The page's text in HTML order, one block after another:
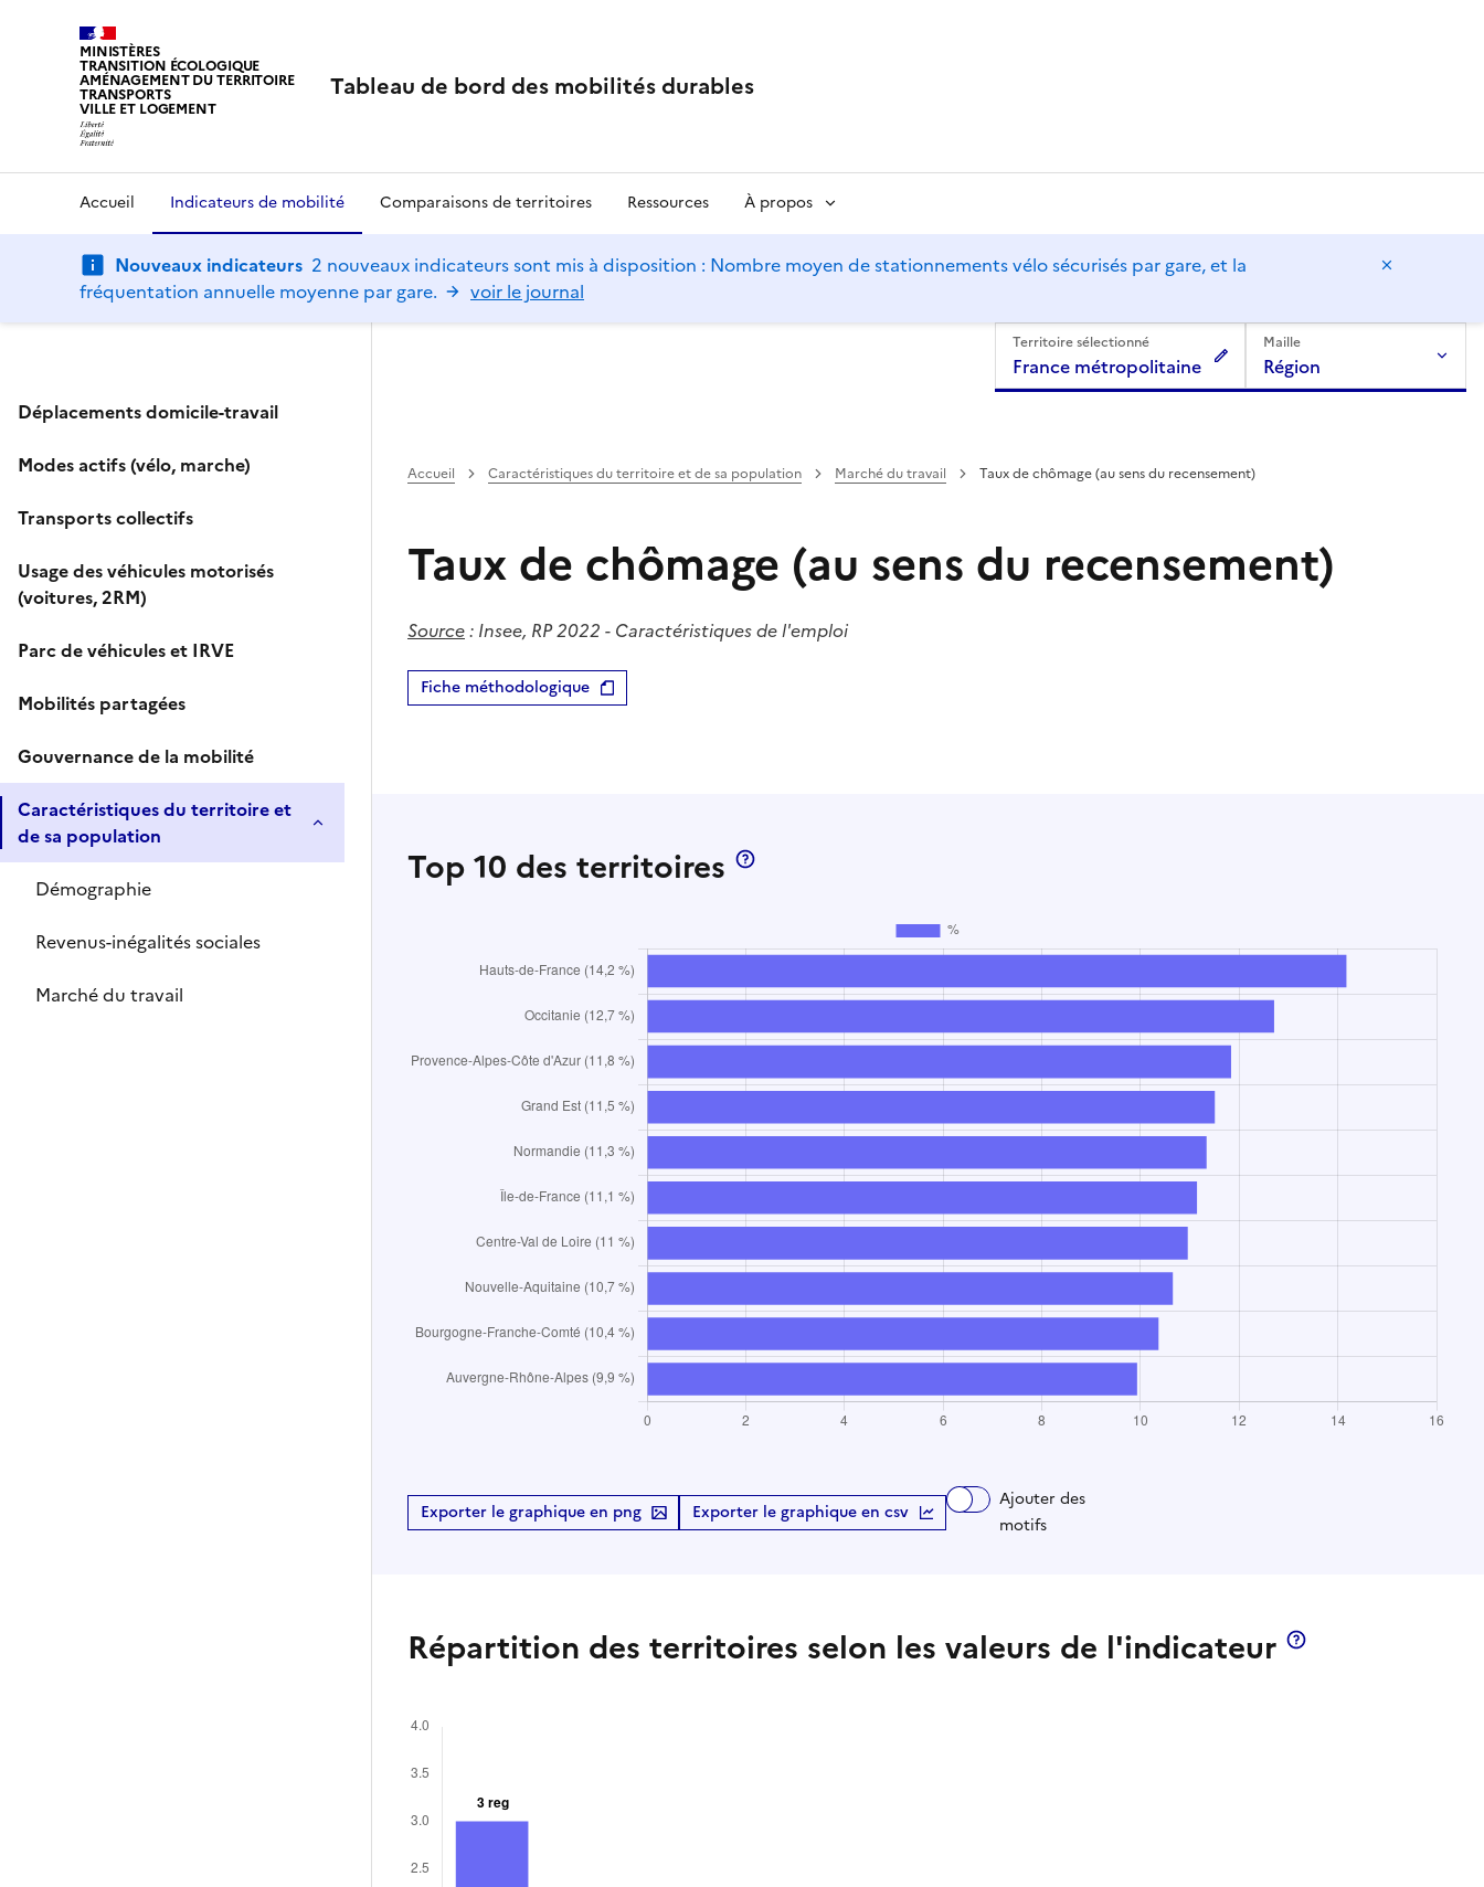
MINISTÈRES
TRANSITION ÉCOLOGIQUE
AMÉNAGEMENT DU TERRITOIRE
TRANSPORTS
VILLE ET LOGEMENT
Tableau de bord des mobilités durables
Accueil Indicateurs de mobilité Comparaisons de territoires Ressources À propos
Nouveaux indicateurs 2 nouveaux indicateurs sont mis à disposition : Nombre moyen de stationnements vélo sécurisés par gare, et la
fréquentation annuelle moyenne par gare.
voir le journal
Déplacements domicile-travail
Modes actifs (vélo, marche)
Transports collectifs
Usage des véhicules motorisés
(voitures, 2RM)
Parc de véhicules et IRVE
Mobilités partagées
Gouvernance de la mobilité
Caractéristiques du territoire et
de sa population
Démographie
Revenus-inégalités sociales
Marché du travail
Territoire sélectionné
France métropolitaine
Maille
Région
Accueil Caractéristiques du territoire et de sa population Marché du travail Taux de chômage (au sens du recensement)
Taux de chômage (au sens du recensement)
Source: Insee, RP 2022 - Caractéristiques de l'emploi
Fiche méthodologique
Top 10 des territoires
Exporter le graphique en png Exporter le graphique en csv
Ajouter des
motifs
Répartition des territoires selon les valeurs de l'indicateur